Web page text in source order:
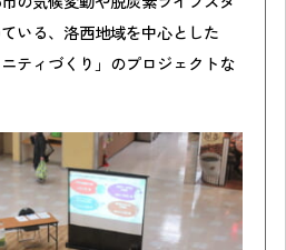
いる、洛西地域を中心とした
ティづくり」のプロジェクトな